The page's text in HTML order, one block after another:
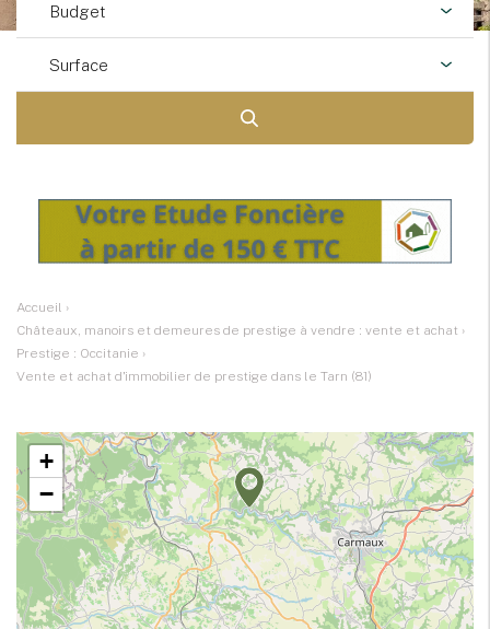
Budget
Surface
Accueil ›
Châteaux, manoirs et demeures de prestige à vendre : vente et achat ›
Prestige : Occitanie ›
Vente et achat d'immobilier de prestige dans le Tarn (81)
+
−